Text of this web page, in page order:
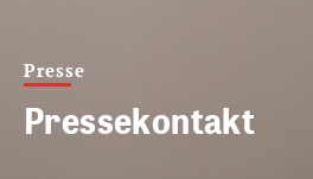
Presse
Pressekontakt